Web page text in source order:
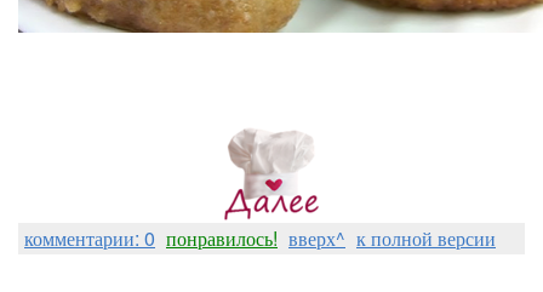
комментарии: 0 понравилось! вверх^ к полной версии